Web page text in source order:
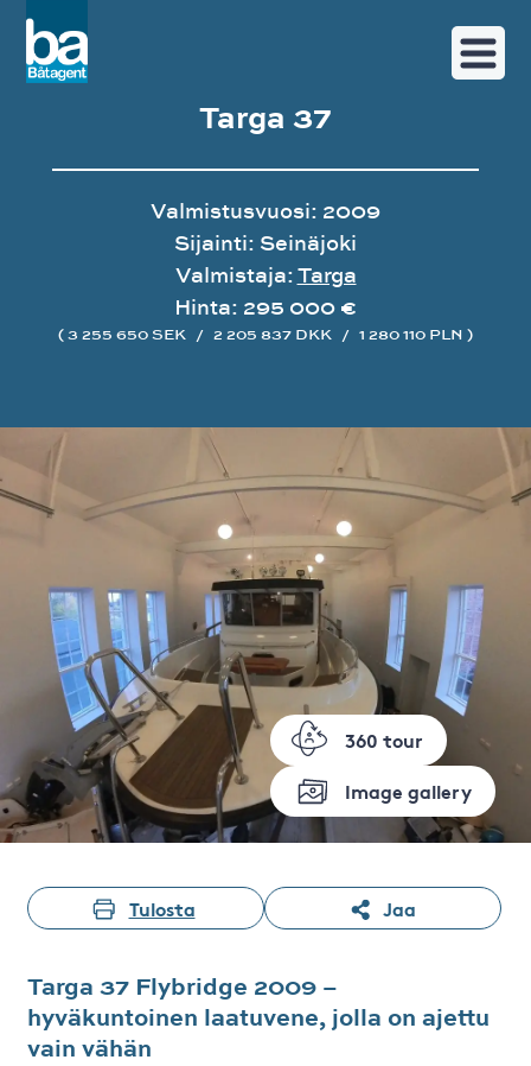
360 tour
Image gallery
Targa 37
Valmistusvuosi: 2009
Sijainti: Seinäjoki
Valmistaja:Targa
Hinta: 295 000 €
( 3 255 650 SEK / 2 205 837 DKK / 1 280 110 PLN )
Tulosta Jaa
Targa 37 Flybridge 2009 –
hyväkuntoinen laatuvene, jolla on ajettu
vain vähän